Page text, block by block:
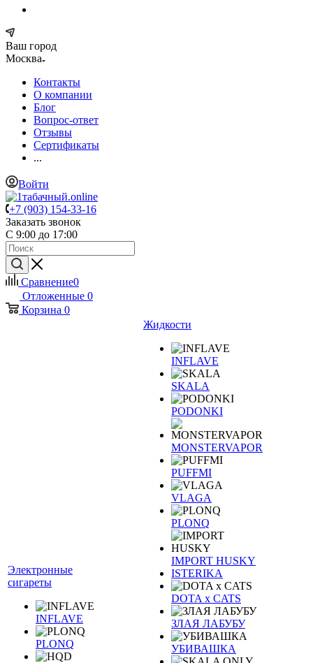
Ваш город
Москва
Контакты
О компании
Блог
Вопрос-ответ
Отзывы
Сертификаты
...
Войти
+7 (903) 154-33-16
Заказать звонок
С 9:00 до 17:00
Сравнение0
Отложенные 0
Корзина 0
Электронные
сигареты
INFLAVE
PLONQ
Жидкости
INFLAVE
SKALA
PODONKI
MONSTERVAPOR
PUFFMI
VLAGA
PLONQ
IMPORT HUSKY
ISTERIKA
DOTA x CATS
ЗЛАЯ ЛАБУБУ
УБИВАШКА